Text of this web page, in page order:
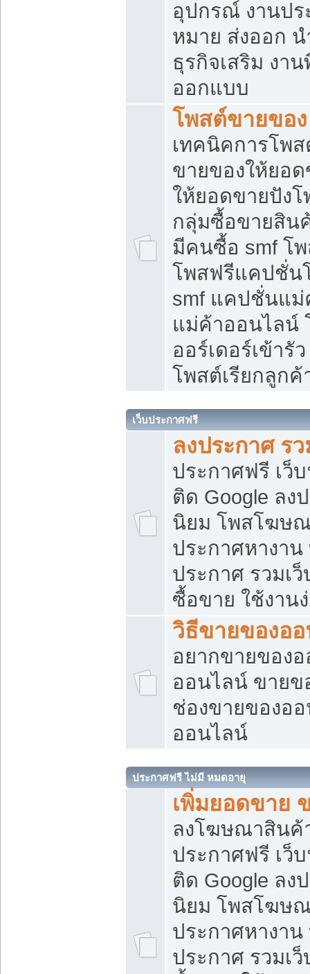
อุปกรณ์ งานป
หมาย ส่งออก น
ธุรกิจเสริม งา
ออกแบบ
โพสต์ขายของ
เทคนิคการโพ
ขายของให้ยอ
ให้ยอดขายปัง
กลุ่มซื้อขายสิน
มีคนซื้อ smf โ
โพสฟรีแคปชั่น
smf แคปชั่นแ
แม่ค้าออนไลน์
ออร์เดอร์เข้ารั
โพสต์เรียกลูกค้
เว็บประกาศฟรี
ลงประกาศ ร
ประกาศฟรี เว็
ติด Google ลง
นิยม โพสโฆษ
ประกาศหางาน
ประกาศ รวมเ
ซื้อขาย ใช้งาน
วิธีขายของอ
อยากขายของ
ออนไลน์ ขายข
ช่องขายของอ
ออนไลน์
ประกาศฟรี ไม่มี หมดอายุ
เพิ่มยอดขาย
ลงโฆษณาสิน
ประกาศฟรี เว็
ติด Google ลง
นิยม โพสโฆษ
ประกาศหางาน
ประกาศ รวมเ